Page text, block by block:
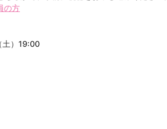
の方
土）19:00